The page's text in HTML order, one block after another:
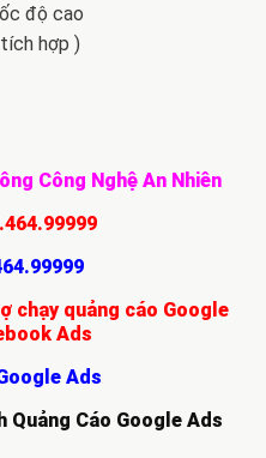
độ cao
hợp )
Công Nghệ An Nhiên
chạy quảng cáo Google
Ads
Ads
Quảng Cáo Google Ads